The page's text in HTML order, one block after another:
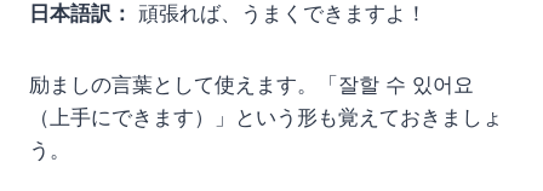
日本語訳： 頑張れば、うまくできますよ！
励ましの言葉として使えます。「잘할 수 있어요
（上手にできます）」という形も覚えておきましょ
う。